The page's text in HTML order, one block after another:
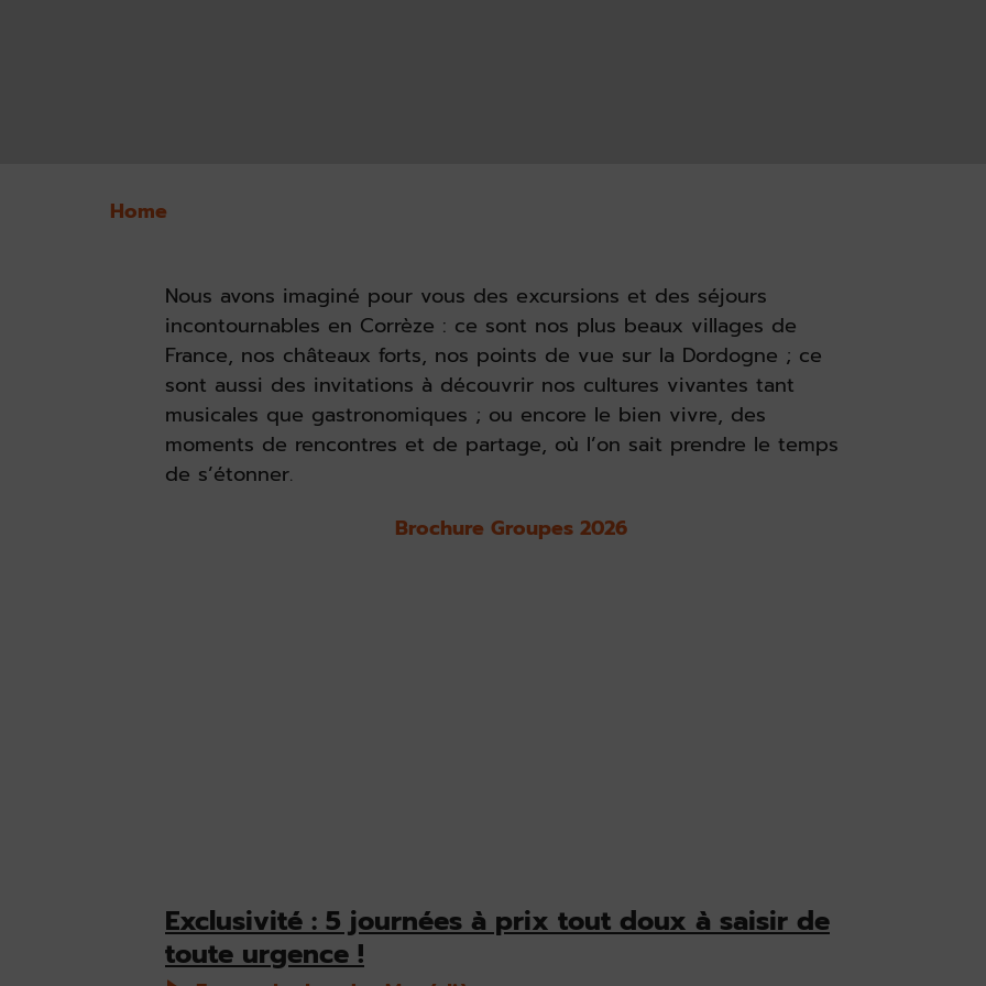
Home
Nous avons imaginé pour vous des excursions et des séjours
incontournables en Corrèze : ce sont nos plus beaux villages de
France, nos châteaux forts, nos points de vue sur la Dordogne ; ce
sont aussi des invitations à découvrir nos cultures vivantes tant
musicales que gastronomiques ; ou encore le bien vivre, des
moments de rencontres et de partage, où l’on sait prendre le temps
de s’étonner.
Brochure Groupes 2026
Exclusivité : 5 journées à prix tout doux à saisir de
toute urgence !